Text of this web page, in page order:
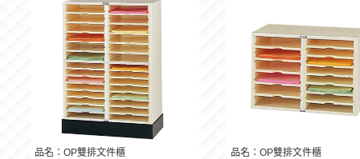
品名：OP雙排文件櫃
品名：OP雙排文件櫃